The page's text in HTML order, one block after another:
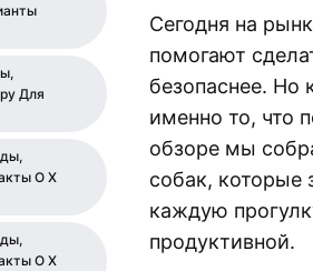
Для
О Х
О Х
Сегодня на
помогают
безопаснее. Но
именно то, что
обзоре мы
собак, которые
каждую
продуктивной.